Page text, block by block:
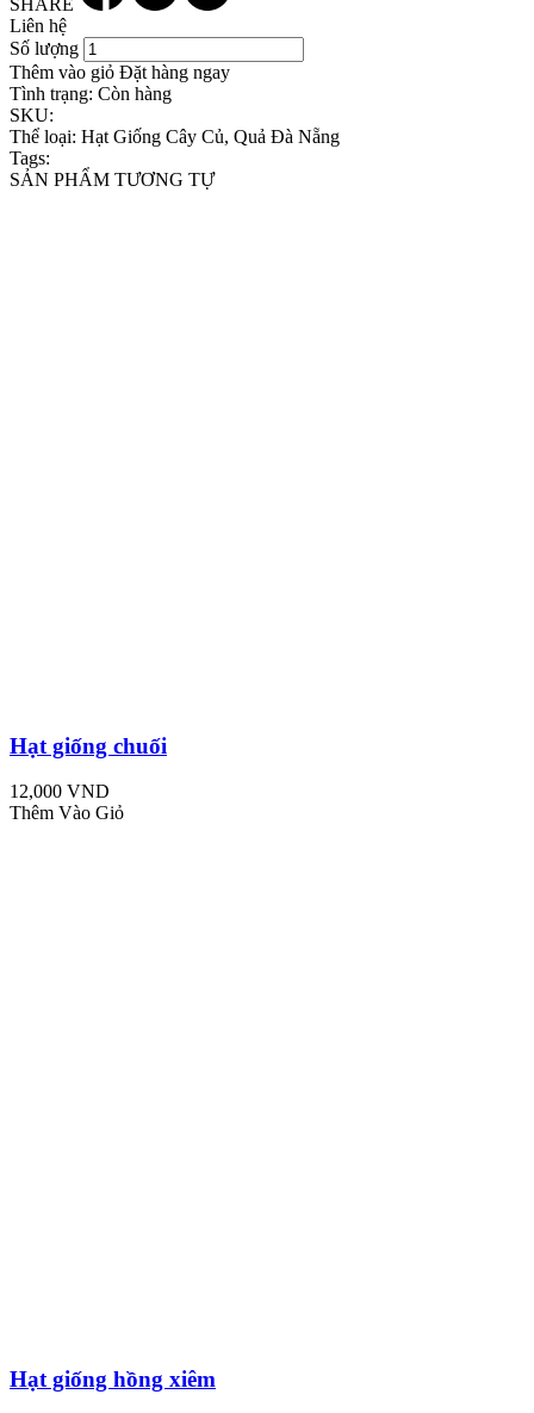
Liên hệ
Số lượng
Thêm vào giỏ Đặt hàng ngay
Tình trạng: Còn hàng
SKU:
Thể loại: Hạt Giống Cây Củ, Quả Đà Nẵng
Tags:
SẢN PHẨM TƯƠNG TỰ
Hạt giống chuối
12,000 VND
Thêm Vào Giỏ
Hạt giống hồng xiêm